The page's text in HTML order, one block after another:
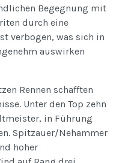
Begegnung mit
durch eine
verbogen, was sich in
auswirken
Rennen schafften
Unter den Top zehn
in Führung
Spitzauer/Nehammer
hoher